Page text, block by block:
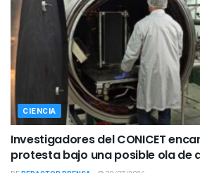
CIENCIA
Investigadores del CONICET
protesta bajo una posible ola de